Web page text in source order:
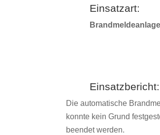
Einsatzart:
Brandmeldeanlage
Einsatzbericht:
Die automatische
konnte kein Grund
beendet werden.